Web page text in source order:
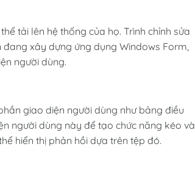
tải lên hệ thống của họ. Trình chỉnh sửa
xây dựng ứng dụng Windows Form,
người dùng.
giao diện người dùng như bảng điều
người dùng này để tạo chức năng kéo và
hiển thị phản hồi dựa trên tệp đó.